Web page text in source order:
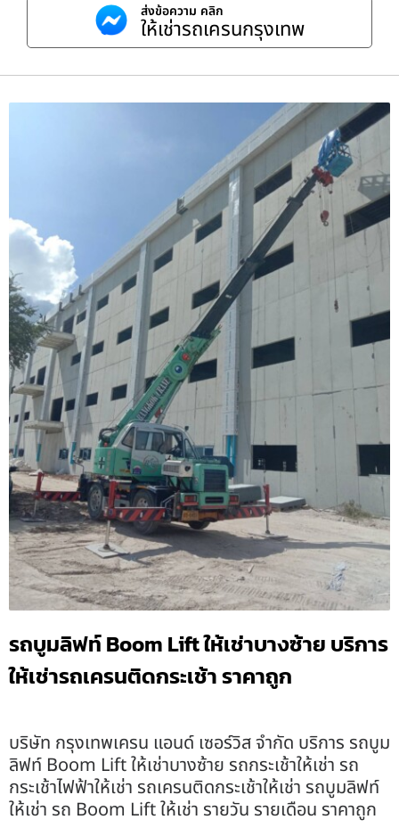
ส่งข้อความ คลิก
ให้เช่ารถเครนกรุงเทพ
รถบูมลิฟท์ Boom Lift ให้เช่าบางซ้าย บริการ
ให้เช่ารถเครนติดกระเช้า ราคาถูก
บริษัท กรุงเทพเครน แอนด์ เซอร์วิส จำกัด บริการ รถบูม
ลิฟท์ Boom Lift ให้เช่าบางซ้าย รถกระเช้าให้เช่า รถ
กระเช้าไฟฟ้าให้เช่า รถเครนติดกระเช้าให้เช่า รถบูมลิฟท์
ให้เช่า รถ Boom Lift ให้เช่า รายวัน รายเดือน ราคาถูก